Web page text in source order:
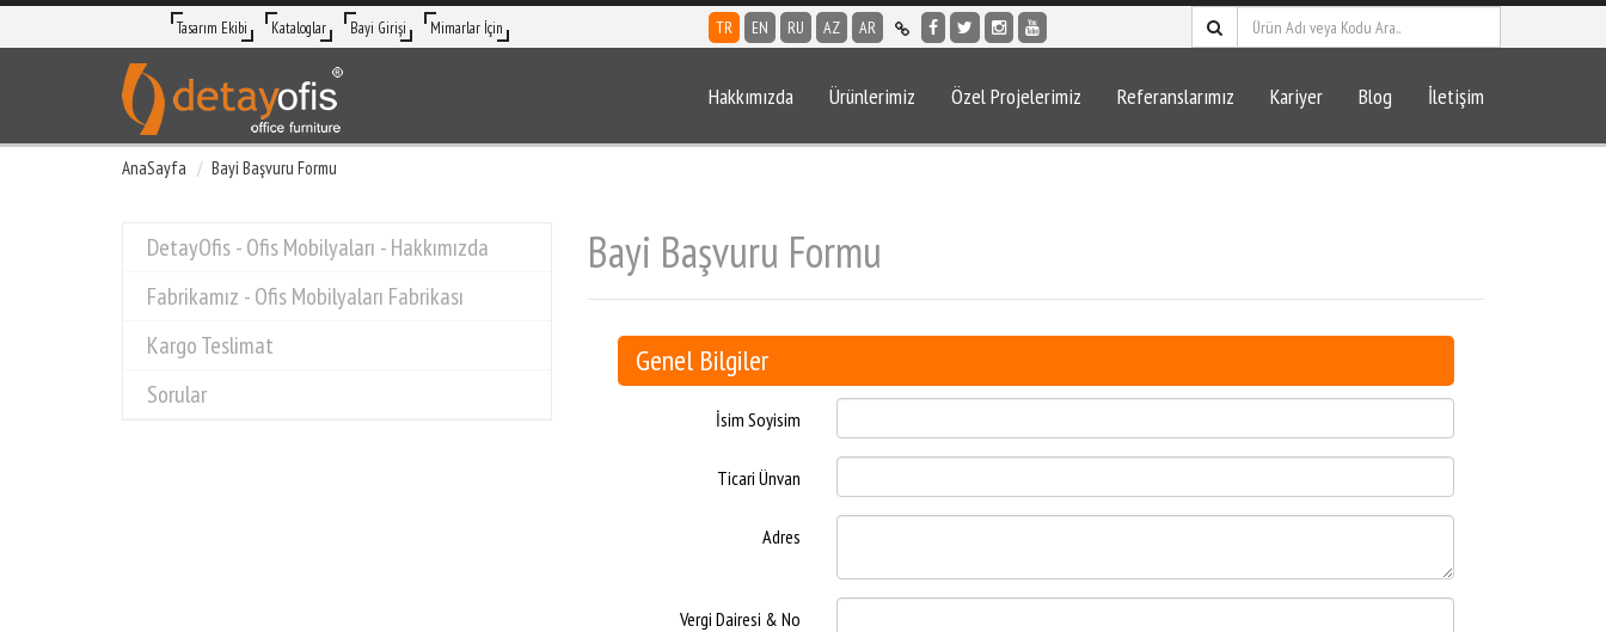
Tasarım Ekibi Kataloglar Bayi Girişi Mimarlar İçin TR EN RU AZ AR
Hakkımızda Ürünlerimiz Özel Projelerimiz Referanslarımız Kariyer Blog İletişim
AnaSayfa Bayi Başvuru Formu
DetayOfis - Ofis Mobilyaları - Hakkımızda
Fabrikamız - Ofis Mobilyaları Fabrikası
Kargo Teslimat
Sorular
Bayi Başvuru Formu
Genel Bilgiler
İsim Soyisim
Ticari Ünvan
Adres
Vergi Dairesi & No